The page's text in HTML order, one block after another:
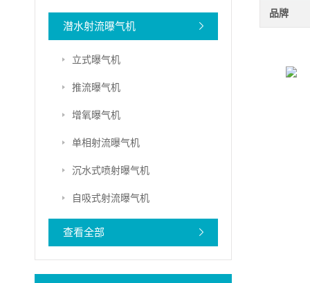
潜水射流曝气机
立式曝气机
推流曝气机
增氧曝气机
单相射流曝气机
沉水式喷射曝气机
自吸式射流曝气机
查看全部
品牌